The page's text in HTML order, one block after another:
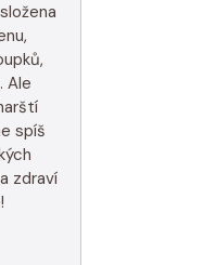
Ale
spíš
zdraví